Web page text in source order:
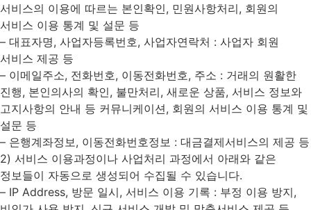
서비스의 이용에 따르는 본인확인, 민원사항처리, 회원의
서비스 이용 통계 및 설문 등
– 대표자명, 사업자등록번호, 사업자연락처 : 사업자 회원
서비스 제공 등
– 이메일주소, 전화번호, 이동전화번호, 주소 : 거래의 원활한
진행, 본인의사의 확인, 불만처리, 새로운 상품, 서비스 정보와
고지사항의 안내 등 커뮤니케이션, 회원의 서비스 이용 통계 및
설문 등
– 은행계좌정보, 이동전화번호정보 : 대금결제서비스의 제공 등
2) 서비스 이용과정이나 사업처리 과정에서 아래와 같은
정보들이 자동으로 생성되어 수집될 수 있습니다.
– IP Address, 방문 일시, 서비스 이용 기록 : 부정 이용 방지,